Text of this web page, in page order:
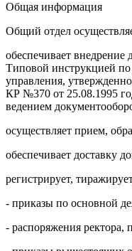
Общая информация
Общий отдел
обеспечивает внедрение
Типовой инструкцией
управления,
КР №370 от 25.08.1995
ведением
осуществляет прием,
обеспечивает доставку
регистрирует,
- приказы по основной
- распоряжения ректора,